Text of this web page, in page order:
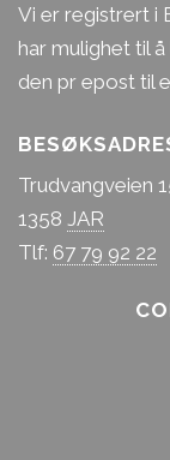
Vi er registrert i
har mulighet til
den pr epost til
Trudvangveien
1358 JAR
Tlf: 67 79 92 22